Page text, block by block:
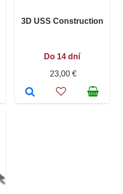
3D USS Construction
Do 14 dní
23,00 €